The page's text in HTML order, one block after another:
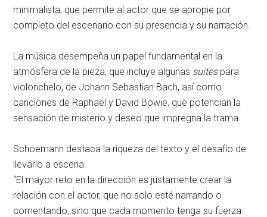
minimalista, que permite al actor que se apropie por
completo del escenario con su presencia y su narración.
La música desempeña un papel fundamental en la
atmósfera de la pieza, que incluye algunas suitespara
violonchelo, de Johann Sebastian Bach, así como
canciones de Raphael y David Bowie, que potencian la
sensación de misterio y deseo que impregna la trama.
Schoemann destaca la riqueza del texto y el desafío de
llevarlo a escena:
“El mayor reto en la dirección es justamente crear la
relación con el actor, que no solo esté narrando o
comentando, sino que cada momento tenga su fuerza